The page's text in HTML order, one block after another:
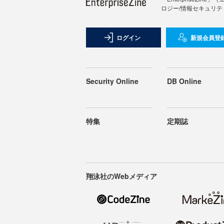
ロジー/情報セキュリ
ログイン 新規会員登
Security Online DB Online
特集 定期誌
翔泳社のWebメディア